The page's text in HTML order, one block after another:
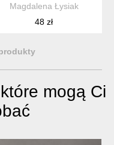
Magdalena Łysiak
48 zł
mogą Ci